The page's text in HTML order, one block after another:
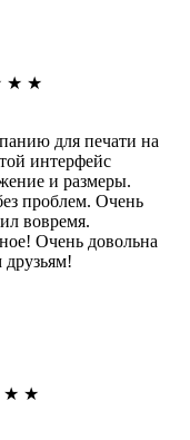
★ ★
для печати на
интерфейс
и размеры.
проблем. Очень
вовремя.
Очень довольна
друзьям!
★ ★